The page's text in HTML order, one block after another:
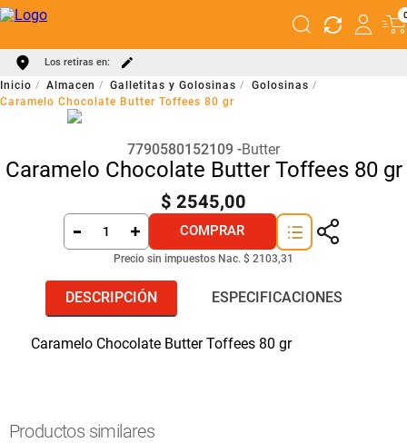
Los retiras en:
Almacen Galletitas y Golosinas
Golosinas
Caramelo Chocolate Butter Toffees 80 gr
7790580152109 Butter
Caramelo Chocolate Butter Toffees 80 gr
$ 2545,00
COMPRAR
Precio sin impuestos Nac. $ 2103,31
DESCRIPCIÓN ESPECIFICACIONES
Caramelo Chocolate Butter Toffees 80 gr
Productos similares